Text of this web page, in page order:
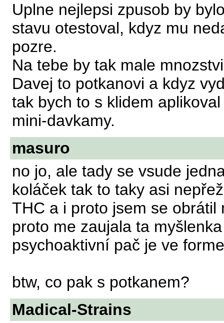
Uplne nejlepsi zpusob by
stavu otestoval, kdyz mu
pozre.
Na tebe by tak male
Davej to potkanovi a kdyz
tak bych to s klidem
mini-davkamy.
masuro
no jo, ale tady se vsude
koláček tak to taky asi
THC a i proto jsem se obrátil
proto me zaujala ta
psychoaktivní pač je ve
btw, co pak s potkanem?
Madical-Strains